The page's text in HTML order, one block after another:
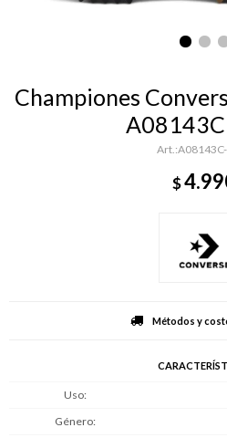
Championes
A08143C
$
Métodos y
Uso
Género